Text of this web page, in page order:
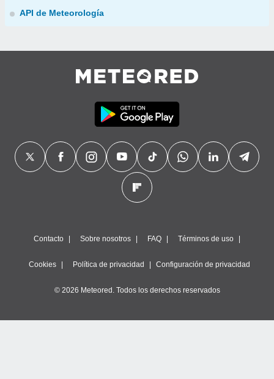
API de Meteorología
Contacto Sobre nosotros FAQ Términos de uso
Cookies Política de privacidad Configuración de privacidad
© 2026 Meteored. Todos los derechos reservados